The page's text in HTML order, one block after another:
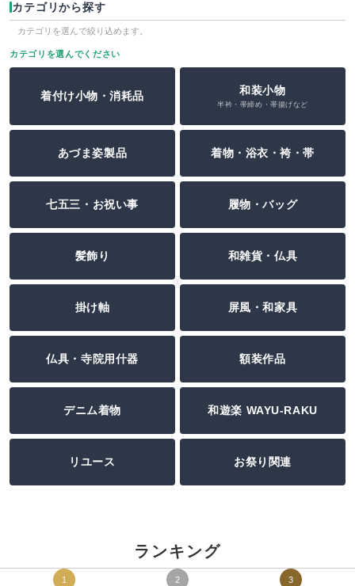
カテゴリから探す
カテゴリを選んで絞り込めます。
カテゴリを選んでください
着付け小物・消耗品 和装小物
半衿・帯締め・帯揚げなど
あづま姿製品 着物・浴衣・袴・帯
七五三・お祝い事 履物・バッグ
髪飾り 和雑貨・仏具
掛け軸 屏風・和家具
仏具・寺院用什器 額装作品
デニム着物 和遊楽 WAYU-RAKU
リユース お祭り関連
ランキング
1 2 3